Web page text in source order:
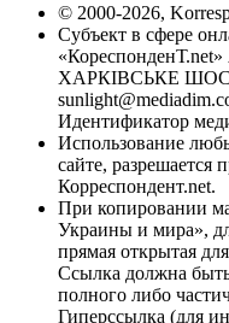
© 2000-2026,
Субъект в сфере
«КореспонденТ.net»
ХАРКІВСЬКЕ ШОСЕ,
Идентификатор
Использование
сайте, разрешается
Корреспондент.net.
При копировании
Украины и мира»,
прямая открытая
Ссылка должна
полного либо
Гиперссылка (для